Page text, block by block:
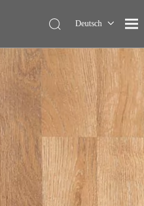
Deutsch
Français
Español
Italiano
Nederlands